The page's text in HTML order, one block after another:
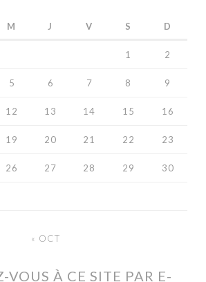
M J V S D
1 2
5 6 7 8 9
12 13 14 15 16
19 20 21 22 23
26 27 28 29 30
« OCT
VOUS À CE SITE PAR E-